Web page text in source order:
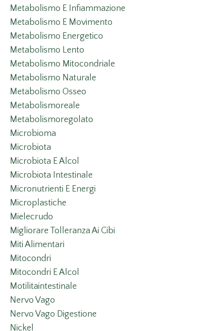
Metabolismo E Infiammazione
Metabolismo E Movimento
Metabolismo Energetico
Metabolismo Lento
Metabolismo Mitocondriale
Metabolismo Naturale
Metabolismo Osseo
Metabolismoreale
Metabolismoregolato
Microbioma
Microbiota
Microbiota E Alcol
Microbiota Intestinale
Micronutrienti E Energi
Microplastiche
Mielecrudo
Migliorare Tolleranza Ai Cibi
Miti Alimentari
Mitocondri
Mitocondri E Alcol
Motilitaintestinale
Nervo Vago
Nervo Vago Digestione
Nickel